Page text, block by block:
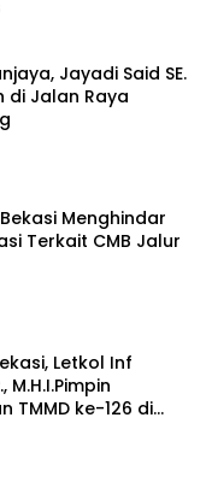
Jayadi Said SE.
di Jalan Raya
Menghindar
Terkait CMB Jalur
Letkol Inf
M.H.I.Pimpin
TMMD ke-126 di